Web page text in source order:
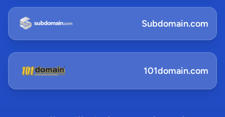
Subdomain.com
101domain.com